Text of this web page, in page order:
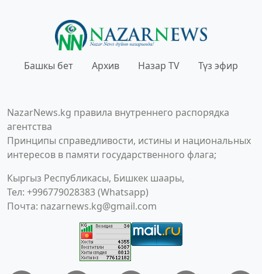
Башкы бет Архив Назар TV Түз эфир
NazarNews.kg правила внутреннего распорядка
агентства
Принципы справедливости, истины и национальных
интересов в памяти государственного флага;
Кыргыз Республикасы, Бишкек шаары,
Тел: +996779028383 (Whatsapp)
Почта: nazarnews.kg@gmail.com